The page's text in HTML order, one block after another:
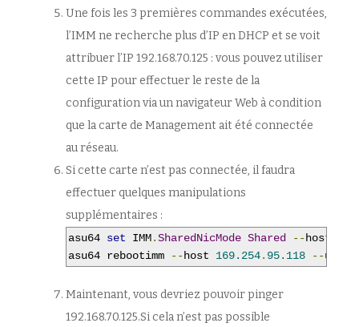
Une fois les 3 premières commandes exécutées,
l’IMM ne recherche plus d’IP en DHCP et se voit
attribuer l’IP 192.168.70.125 : vous pouvez utiliser
cette IP pour effectuer le reste de la
configuration via un navigateur Web à condition
que la carte de Management ait été connectée
au réseau.
Si cette carte n’est pas connectée, il faudra
effectuer quelques manipulations
supplémentaires :
asu64 set IMM.SharedNicMode Shared --host
asu64 rebootimm
--host 169.254. 95.118 --user
Maintenant, vous devriez pouvoir pinger
192.168.70.125.Si cela n’est pas possible